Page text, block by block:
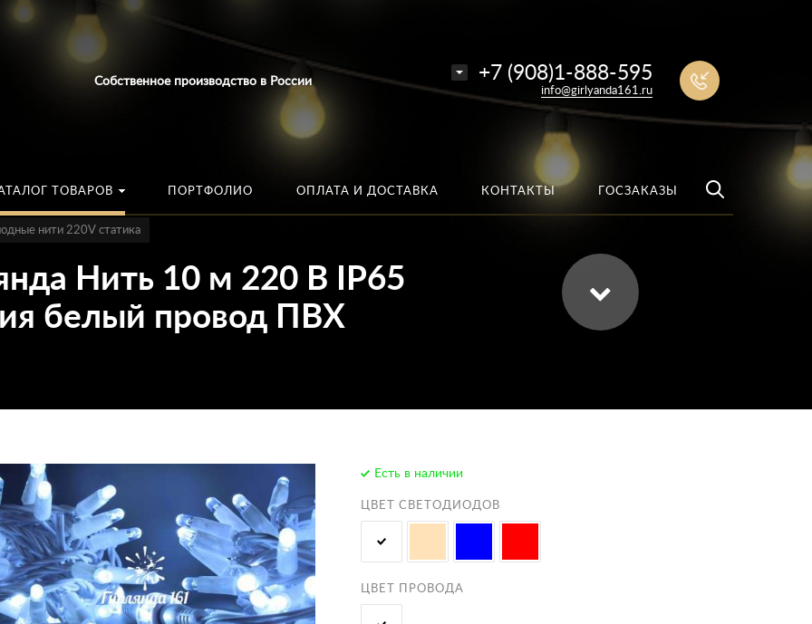
Собственное производство в России +7 (908)1-888-595
info@girlyanda161.ru
ТОВАРОВ ПОРТФОЛИО ОПЛАТА И ДОСТАВКА КОНТАКТЫ ГОСЗАКАЗЫ
нити 220V статика
Нить 10 м 220 В IP65
белый провод ПВХ
Есть в наличии
ЦВЕТ СВЕТОДИОДОВ
ЦВЕТ ПРОВОДА